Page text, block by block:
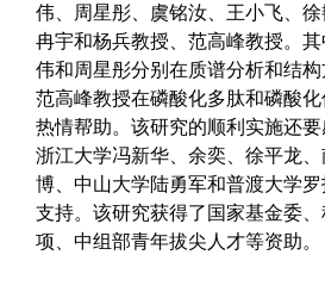
伟、周星彤、虞铭汝、王小飞、徐
冉宇和杨兵教授、范高峰教授。
伟和周星彤分别在质谱分析和结构
范高峰教授在磷酸化多肽和磷酸
热情帮助。该研究的顺利实施还要
浙江大学冯新华、 余奕、 徐平龙
博、中山大学陆勇军和普渡大学
支持。该研究获得了国家基金委
项、中组部青年拔尖人才等资助。